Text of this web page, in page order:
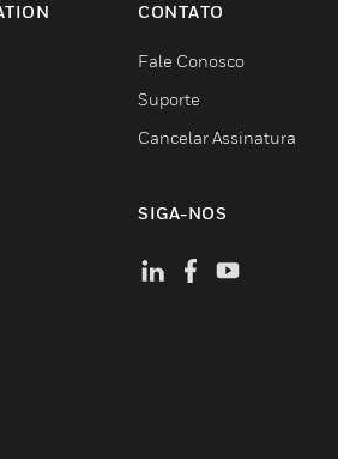
CONTATO
Fale Conosco
Suporte
Cancelar Assinatura
SIGA-NOS